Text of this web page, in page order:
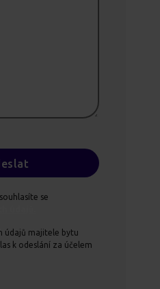
se
údajů majitele bytu
k odeslání za účelem